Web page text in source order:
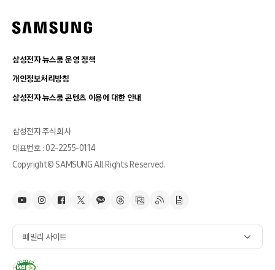
삼성전자 뉴스룸 운영 정책
개인정보처리방침
삼성전자 뉴스룸 콘텐츠 이용에 대한 안내
삼성전자 주식회사
대표번호 : 02-2255-0114
Copyright© SAMSUNG All Rights Reserved.
패밀리 사이트